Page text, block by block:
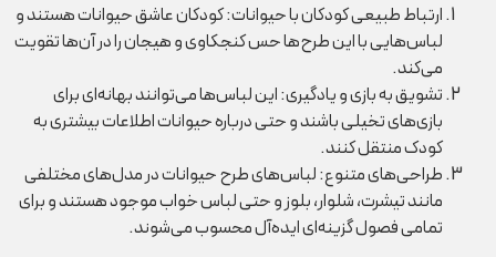
ارتباط طبیعی کودکان با حیوانات: کودکان عاشق حیوانات هستند و
لباس‌هایی با این طرح‌ها حس کنجکاوی و هیجان را در آن‌ها تقویت
می‌کند.
تشویق به بازی و یادگیری: این لباس‌ها می‌توانند بهانه‌ای برای
بازی‌های تخیلی باشند و حتی درباره حیوانات اطلاعات بیشتری به
کودک منتقل کنند.
طراحی‌های متنوع: لباس‌های طرح حیوانات در مدل‌های مختلفی
مانند تیشرت، شلوار، بلوز و حتی لباس خواب موجود هستند و برای
تمامی فصول گزینه‌ای ایده‌آل محسوب می‌شوند.